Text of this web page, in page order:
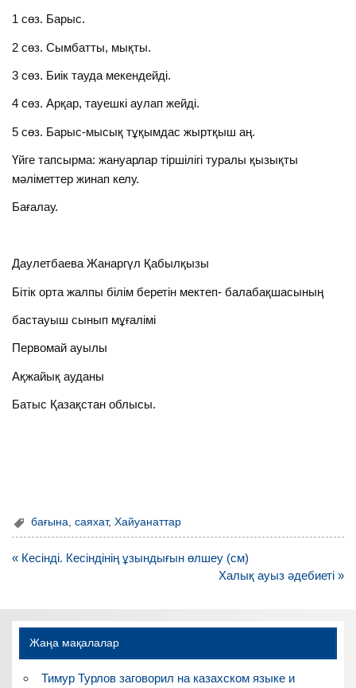
1 сөз. Барыс.
2 сөз. Сымбатты, мықты.
3 сөз. Биік тауда мекендейді.
4 сөз. Арқар, тауешкі аулап жейді.
5 сөз. Барыс-мысық тұқымдас жыртқыш аң.
Үйге тапсырма: жануарлар тіршілігі туралы қызықты
мәліметтер жинап келу.
Бағалау.
Даулетбаева Жанаргүл Қабылқызы
Бітік орта жалпы білім беретін мектеп- балабақшасының
бастауыш сынып мұғалімі
Первомай ауылы
Ақжайық ауданы
Батыс Қазақстан облысы.
бағына,саяхат,Хайуанаттар
Навигация
« Кесінді. Кесіндінің ұзындығын өлшеу (см)
Халық ауыз әдебиеті »
Жаңа мақалалар
Тимур Турлов заговорил на казахском языке и